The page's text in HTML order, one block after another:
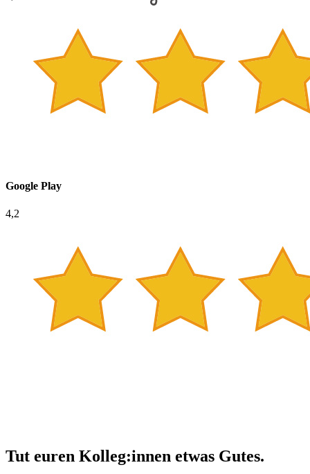
Google Play
4,2
Tut euren Kolleg:innen etwas Gutes.